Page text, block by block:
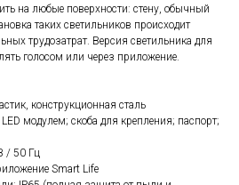
на любые поверхности: стену, обычный
таких светильников происходит
трудозатрат. Версия светильника для
голосом или через приложение.
конструкционная сталь
модулем; скоба для крепления; паспорт;
/ 50 Гц
Smart Life